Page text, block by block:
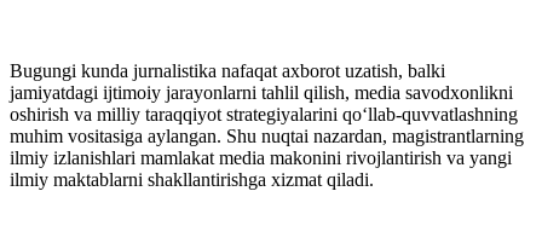
Bugungi kunda jurnalistika nafaqat axborot uzatish, balki
jamiyatdagi ijtimoiy jarayonlarni tahlil qilish, media savodxonlikni
oshirish va milliy taraqqiyot strategiyalarini qo‘llab-quvvatlashning
muhim vositasiga aylangan. Shu nuqtai nazardan, magistrantlarning
ilmiy izlanishlari mamlakat media makonini rivojlantirish va yangi
ilmiy maktablarni shakllantirishga xizmat qiladi.